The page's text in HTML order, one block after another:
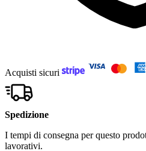
Acquisti sicuri
Spedizione
I tempi di consegna per questo
lavorativi.